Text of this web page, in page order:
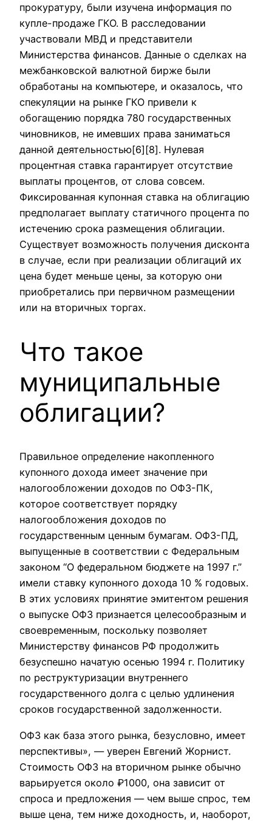
прокуратуру, были изучена информация по
купле-продаже ГКО. В расследовании
участвовали МВД и представители
Министерства финансов. Данные о сделках на
межбанковской валютной бирже были
обработаны на компьютере, и оказалось, что
спекуляции на рынке ГКО привели к
обогащению порядка 780 государственных
чиновников, не имевших права заниматься
данной деятельностью[6][8]. Нулевая
процентная ставка гарантирует отсутствие
выплаты процентов, от слова совсем.
Фиксированная купонная ставка на облигацию
предполагает выплату статичного процента по
истечению срока размещения облигации.
Существует возможность получения дисконта
в случае, если при реализации облигаций их
цена будет меньше цены, за которую они
приобретались при первичном размещении
или на вторичных торгах.
Что такое
муниципальные
облигации?
Правильное определение накопленного
купонного дохода имеет значение при
налогообложении доходов по ОФЗ-ПК,
которое соответствует порядку
налогообложения доходов по
государственным ценным бумагам. ОФЗ-ПД,
выпущенные в соответствии с Федеральным
законом “О федеральном бюджете на 1997 г.”
имели ставку купонного дохода 10 % годовых.
В этих условиях принятие эмитентом решения
о выпуске ОФЗ признается целесообразным и
своевременным, поскольку позволяет
Министерству финансов РФ продолжить
безуспешно начатую осенью 1994 г. Политику
по реструктуризации внутреннего
государственного долга с целью удлинения
сроков государственной задолженности.
ОФЗ как база этого рынка, безусловно, имеет
перспективы», — уверен Евгений Жорнист.
Стоимость ОФЗ на вторичном рынке обычно
варьируется около ₽1000, она зависит от
спроса и предложения — чем выше спрос, тем
выше цена, тем ниже доходность, и, наоборот,